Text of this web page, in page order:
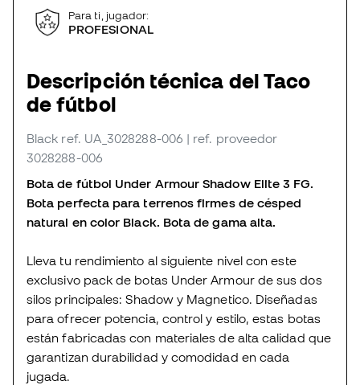
Para ti, jugador:
PROFESIONAL
Descripción técnica del Taco
de fútbol
Black ref. UA_3028288-006 | ref. proveedor
3028288-006
Bota de fútbol Under Armour Shadow Elite 3 FG.
Bota perfecta para terrenos firmes de césped
natural en color Black. Bota de gama alta.
Lleva tu rendimiento al siguiente nivel con este
exclusivo pack de botas Under Armour de sus dos
silos principales: Shadow y Magnetico. Diseñadas
para ofrecer potencia, control y estilo, estas botas
están fabricadas con materiales de alta calidad que
garantizan durabilidad y comodidad en cada
jugada.